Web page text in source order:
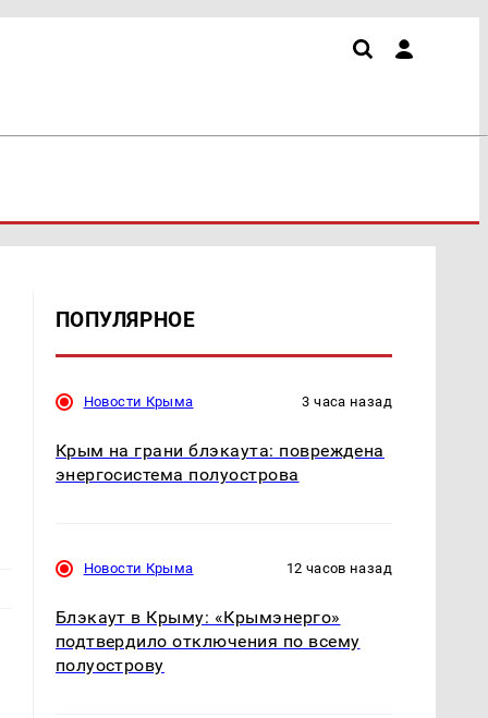
ПОПУЛЯРНОЕ
Новости Крыма 3 часа назад
Крым на грани блэкаута: повреждена
энергосистема полуострова
Новости Крыма 12 часов назад
Блэкаут в Крыму: «Крымэнерго»
подтвердило отключения по всему
полуострову